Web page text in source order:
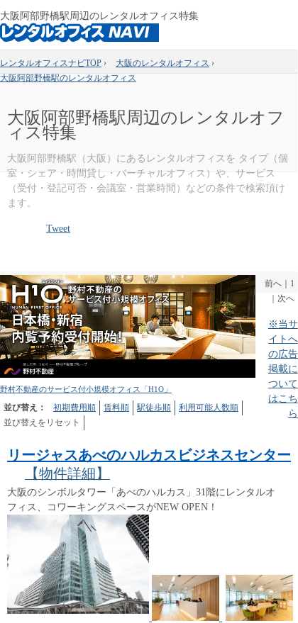
大阪阿部野橋駅周辺のレンタルオフィス特集
レンタルオフィスナビTOP › 大阪のレンタルオフィス ›
大阪阿部野橋駅のレンタルオフィス
大阪阿部野橋駅周辺のレンタルオフ
ィス特集
大阪阿部野橋駅（大阪）にあるレンタルオフィスを タイプ（個
室・シェア・時間貸し・バーチャルオフィス）や、サービス
（受付・登記可否・会議室・営業時間）などの条件で検索頂け
ます。
Tweet
野村不動産のサービス付小規模オフィス「H1O」
並び替え： 初期費用順 賃料順 駅徒歩順
利用可能人数順
並び替えをリセット
前へ
1
次へ
※当サ
イトへ
の広告
掲載に
ついて
はこち
ら
リージャスあべのハルカスビジネスセンター
【物件詳細】
大阪のシンボルタワー「あべのハルカス」31階にレンタルオ
フィス、コワーキングスペースがNEW OPEN！